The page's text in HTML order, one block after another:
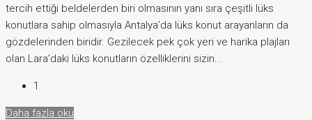
tercih ettiği beldelerden biri olmasının yanı sıra çeşitli lüks
konutlara sahip olmasıyla Antalya’da lüks konut arayanların da
gözdelerinden biridir. Gezilecek pek çok yeri ve harika plajları
olan Lara’daki lüks konutların özelliklerini sizin...
1
Daha fazla oku